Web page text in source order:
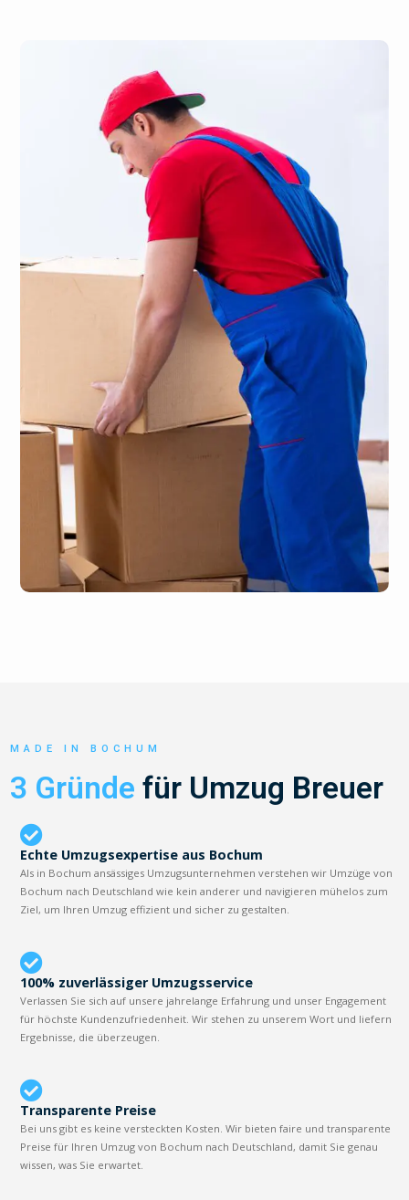
MADE IN BOCHUM
3 Gründe für Umzug Breuer
Echte Umzugsexpertise aus Bochum
Als in Bochum ansässiges Umzugsunternehmen verstehen wir Umzüge von
Bochum nach Deutschland wie kein anderer und navigieren mühelos zum
Ziel, um Ihren Umzug effizient und sicher zu gestalten.
100% zuverlässiger Umzugsservice
Verlassen Sie sich auf unsere jahrelange Erfahrung und unser Engagement
für höchste Kundenzufriedenheit. Wir stehen zu unserem Wort und liefern
Ergebnisse, die überzeugen.
Transparente Preise
Bei uns gibt es keine versteckten Kosten. Wir bieten faire und transparente
Preise für Ihren Umzug von Bochum nach Deutschland, damit Sie genau
wissen, was Sie erwartet.